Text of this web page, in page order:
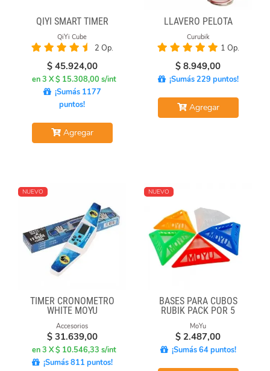
QIYI SMART TIMER
QiYi Cube
2 Op.
$ 45.924,00
en 3 X $ 15.308,00 s/int
¡Sumás 1177
puntos!
Agregar
LLAVERO PELOTA
Curubik
1 Op.
$ 8.949,00
¡Sumás 229 puntos!
Agregar
NUEVO
TIMER CRONÓMETRO
WHITE MOYU
Accesorios
$ 31.639,00
en 3 X $ 10.546,33 s/int
¡Sumás 811 puntos!
NUEVO
BASES PARA CUBOS
RUBIK PACK POR 5
UNIDADES
MoYu
$ 2.487,00
¡Sumás 64 puntos!